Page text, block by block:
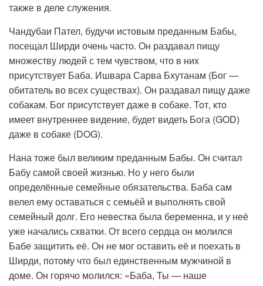
также в деле служения.
Чандубаи Пател, будучи истовым преданным Бабы,
посещал Ширди очень часто. Он раздавал пищу
множеству людей с тем чувством, что в них
присутствует Баба. Ишвара Сарва Бхутанам (Бог —
обитатель во всех существах). Он раздавал пищу даже
собакам. Бог присутствует даже в собаке. Тот, кто
имеет внутреннее видение, будет видеть Бога (GOD)
даже в собаке (DOG).
Нана тоже был великим преданным Бабы. Он считал
Бабу самой своей жизнью. Но у него были
определённые семейные обязательства. Баба сам
велел ему оставаться с семьёй и выполнять свой
семейный долг. Его невестка была беременна, и у неё
уже начались схватки. От всего сердца он молился
Бабе защитить её. Он не мог оставить её и поехать в
Ширди, потому что был единственным мужчиной в
доме. Он горячо молился: «Баба, Ты — наше